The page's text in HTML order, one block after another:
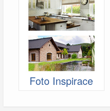
Foto Inspirace